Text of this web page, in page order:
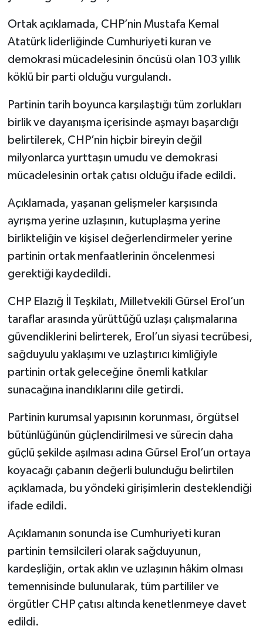
Ortak açıklamada, CHP’nin Mustafa Kemal
Atatürk liderliğinde Cumhuriyeti kuran ve
demokrasi mücadelesinin öncüsü olan 103 yıllık
köklü bir parti olduğu vurgulandı.
Partinin tarih boyunca karşılaştığı tüm zorlukları
birlik ve dayanışma içerisinde aşmayı başardığı
belirtilerek, CHP’nin hiçbir bireyin değil
milyonlarca yurttaşın umudu ve demokrasi
mücadelesinin ortak çatısı olduğu ifade edildi.
Açıklamada, yaşanan gelişmeler karşısında
ayrışma yerine uzlaşının, kutuplaşma yerine
birlikteliğin ve kişisel değerlendirmeler yerine
partinin ortak menfaatlerinin öncelenmesi
gerektiği kaydedildi.
CHP Elazığ İl Teşkilatı, Milletvekili Gürsel Erol’un
taraflar arasında yürüttüğü uzlaşı çalışmalarına
güvendiklerini belirterek, Erol’un siyasi tecrübesi,
sağduyulu yaklaşımı ve uzlaştırıcı kimliğiyle
partinin ortak geleceğine önemli katkılar
sunacağına inandıklarını dile getirdi.
Partinin kurumsal yapısının korunması, örgütsel
bütünlüğünün güçlendirilmesi ve sürecin daha
güçlü şekilde aşılması adına Gürsel Erol’un ortaya
koyacağı çabanın değerli bulunduğu belirtilen
açıklamada, bu yöndeki girişimlerin desteklendiği
ifade edildi.
Açıklamanın sonunda ise Cumhuriyeti kuran
partinin temsilcileri olarak sağduyunun,
kardeşliğin, ortak aklın ve uzlaşının hâkim olması
temennisinde bulunularak, tüm partililer ve
örgütler CHP çatısı altında kenetlenmeye davet
edildi.
YAŞAM